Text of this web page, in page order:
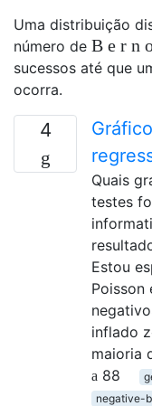
Uma distribuição
número de B e r n
sucessos até que
ocorra.
4
Quais
testes
Estou
Poisson
inflado
maioria
88
negative-